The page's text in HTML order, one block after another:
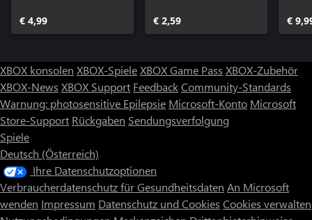
€ 4,99 € 2,59 €
XBOX konsolen XBOX-SpieleXBOX Game Pass XBOX-Zubehör
XBOX-News XBOX Support FeedbackCommunity-Standards
Warnung: photosensitive Epilepsie Microsoft-Konto Microsoft
Store-Support Rückgaben Sendungsverfolgung
Spiele
Deutsch (Österreich)
Ihre Datenschutzoptionen
Verbraucherdatenschutz für Gesundheitsdaten An Microsoft
wenden Impressum Datenschutz und Cookies Cookies verwalten